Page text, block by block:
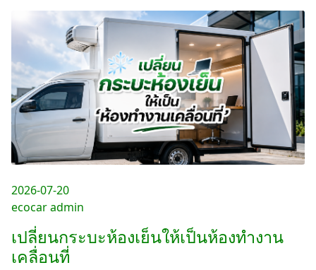
2026-07-20
ecocar admin
เปลี่ยนกระบะห้องเย็นให้เป็นห้องทำงาน
เคลื่อนที่